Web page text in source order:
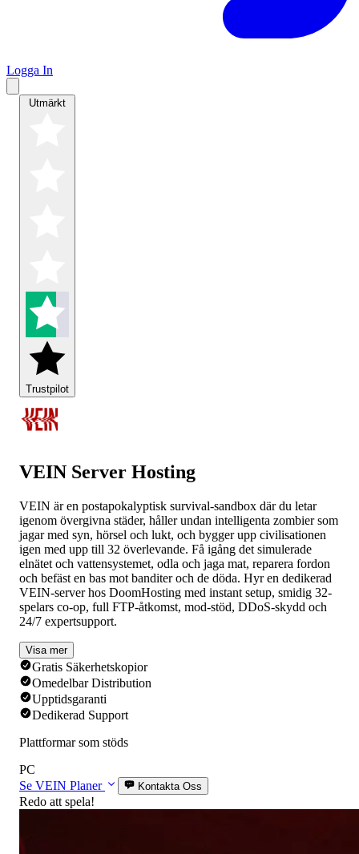
Logga In
Utmärkt
Trustpilot
VEIN Server Hosting
VEIN är en postapokalyptisk survival-sandbox där du letar
igenom övergivna städer, håller undan intelligenta zombier som
jagar med syn, hörsel och lukt, och bygger upp civilisationen
igen med upp till 32 överlevande. Få igång det simulerade
elnätet och vattensystemet, odla och jaga mat, reparera fordon
och befäst en bas mot banditer och de döda. Hyr en dedikerad
VEIN-server hos DoomHosting med instant setup, smidig 32-
spelars co-op, full FTP-åtkomst, mod-stöd, DDoS-skydd och
24/7 expertsupport.
Visa mer
Gratis Säkerhetskopior
Omedelbar Distribution
Upptidsgaranti
Dedikerad Support
Plattformar som stöds
PC
Se VEIN Planer
Kontakta Oss
Redo att spela!